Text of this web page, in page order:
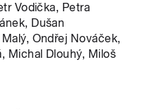
Vodička, Petra
Dušan
Ondřej Nováček,
Michal Dlouhý, Miloš